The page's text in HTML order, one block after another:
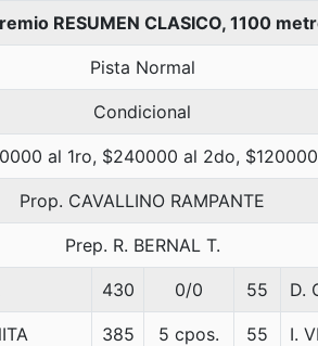
RESUMEN CLASICO, 1100
Pista Normal
Condicional
al 1ro, $240000 al 2do,
Prop. CAVALLINO RAMPANTE
Prep. R. BERNAL T.
430 0/0 55 D.
385 5 cpos. 55 I.